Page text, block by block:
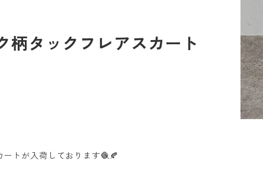
柄タックフレアスカート
トが入荷しております🧶🍂